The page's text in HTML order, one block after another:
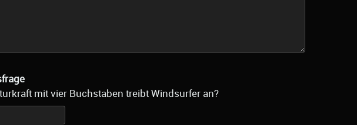
mit vier Buchstaben treibt Windsurfer an?